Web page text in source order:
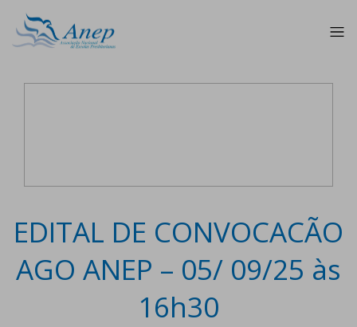
EDITAL DE CONVOCACÃO
AGO ANEP – 05/ 09/25 às
16h30